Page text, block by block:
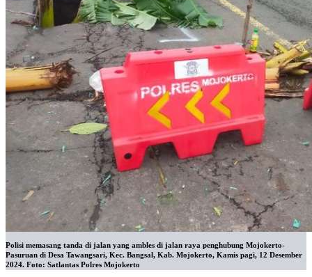
Polisi memasang tanda di jalan yang ambles di jalan raya penghubung Mojokerto-
Pasuruan di Desa Tawangsari, Kec. Bangsal, Kab. Mojokerto, Kamis pagi, 12 Desember
2024. Foto: Satlantas Polres Mojokerto